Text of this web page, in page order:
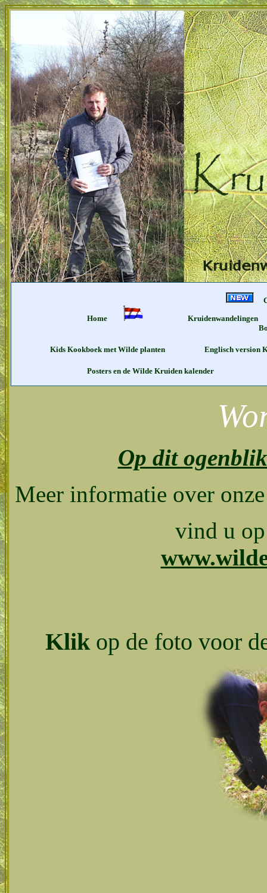
Home
Kruidenwandelingen
Kids Kookboek met Wilde planten Englisch version
Posters en de Wilde Kruiden kalender
Op dit
Meer informatie over
vind u
Klik op de foto voor